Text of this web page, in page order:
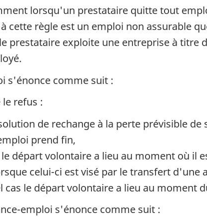
lorsqu'un prestataire quitte tout
cette règle est un emploi non assurable
prestataire exploite une entreprise à titre
s'énonce comme suit :
refus :
de rechange à la perte prévisible de
prend fin,
départ volontaire a lieu au moment où il
celui-ci est visé par le transfert
cas le départ volontaire a lieu au moment
emploi s'énonce comme suit :